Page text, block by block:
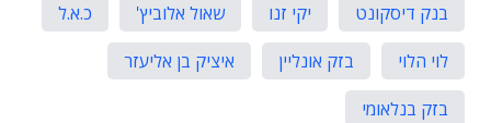
בנק דיסקונט
יקי זנו שאול אלוביץ'
כ.א.ל
לוי הלוי
בזק אונליין
איציק בן אליעזר
בזק בנלאומי